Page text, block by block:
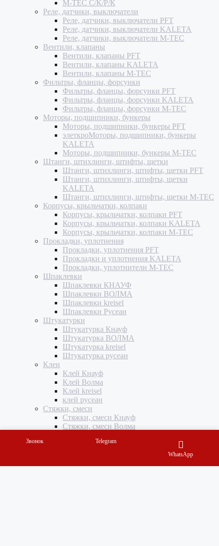
Звонок
Telegram
WhatsApp
M-TEC С/К/Р/К
Реле, датчики, выключатели
Реле, датчики, выключатели PFT
Реле, датчики, выключатели KALETA
Реле, датчики, выключатели M-TEC
Вентили, клапаны
Вентили, клапаны PFT
Вентили, клапаны KALETA
Вентили, клапаны M-TEC
Фильтры, фланцы, форсунки
Фильтры, фланцы, форсунки PFT
Фильтры, фланцы, форсунки KALETA
Фильтры, фланцы, форсунки M-TEC
Моторы, подшипники, бункеры
Моторы, подшипники, бункеры PFT
элеткроМоторы, подшипники, бункеры
KALETA
Моторы, подшипники, бункеры M-TEC
Штанги, штихлинги, штифты, щетки
Штанги, штихлинги, штифты, щетки PFT
Штанги, штихлинги, штифты, щетки
KALETA
Штанги, штихлинги, штифты, щетки M-TEC
Корпусы, крыльчатки, колпаки
Корпусы, крыльчатки, колпаки PFT
Корпусы, крыльчатки, колпаки KALETA
Корпусы, крыльчатки, колпаки M-TEC
Прокладки, уплотнения
Прокладки, уплотнения PFT
Прокладки и уплотнения KALETA
Прокладки, уплотнители M-TEC
Шпаклевки
Шпаклевки КНАУФ
Шпаклевки ВОЛМА
Шпаклевки kreisel
Шпаклевки Русеан
Штукатурки
Штукатурка Кнауф
Штукатурка ВОЛМА
Штукатурка kreisel
Штукатурка русеан
Клеи
Клей Кнауф
Клей Волма
Клей kreisel
клей русеан
Стяжки, смеси
Стяжки, смеси Кнауф
Стяжки, смеси Волма
смести и стяжки русеан